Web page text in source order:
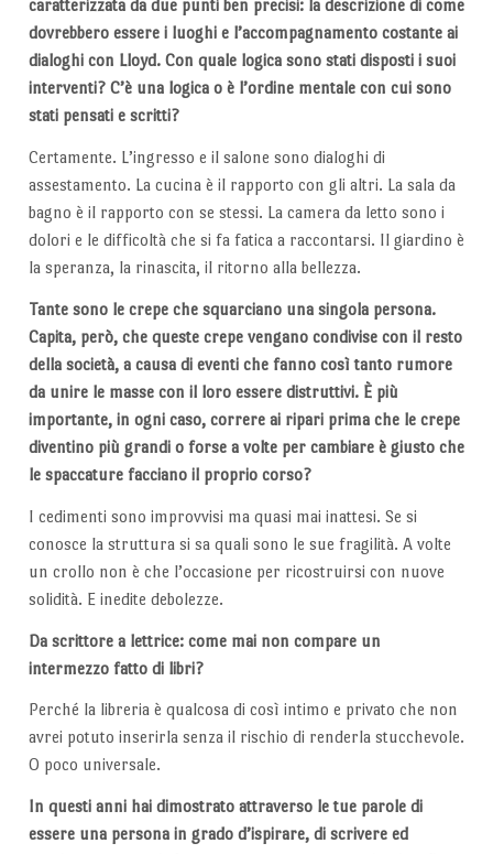
caratterizzata da due punti ben precisi: la descrizione di come
dovrebbero essere i luoghi e l’accompagnamento costante ai
dialoghi con Lloyd. Con quale logica sono stati disposti i suoi
interventi? C’è una logica o è l’ordine mentale con cui sono
stati pensati e scritti?
Certamente. L’ingresso e il salone sono dialoghi di
assestamento. La cucina è il rapporto con gli altri. La sala da
bagno è il rapporto con se stessi. La camera da letto sono i
dolori e le difficoltà che si fa fatica a raccontarsi. Il giardino è
la speranza, la rinascita, il ritorno alla bellezza.
Tante sono le crepe che squarciano una singola persona.
Capita, però, che queste crepe vengano condivise con il resto
della società, a causa di eventi che fanno così tanto rumore
da unire le masse con il loro essere distruttivi. È più
importante, in ogni caso, correre ai ripari prima che le crepe
diventino più grandi o forse a volte per cambiare è giusto che
le spaccature facciano il proprio corso?
I cedimenti sono improvvisi ma quasi mai inattesi. Se si
conosce la struttura si sa quali sono le sue fragilità. A volte
un crollo non è che l’occasione per ricostruirsi con nuove
solidità. E inedite debolezze.
Da scrittore a lettrice: come mai non compare un
intermezzo fatto di libri?
Perché la libreria è qualcosa di così intimo e privato che non
avrei potuto inserirla senza il rischio di renderla stucchevole.
O poco universale.
In questi anni hai dimostrato attraverso le tue parole di
essere una persona in grado d’ispirare, di scrivere ed